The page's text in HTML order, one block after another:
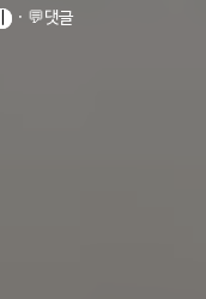
ㆍ 💬댓글